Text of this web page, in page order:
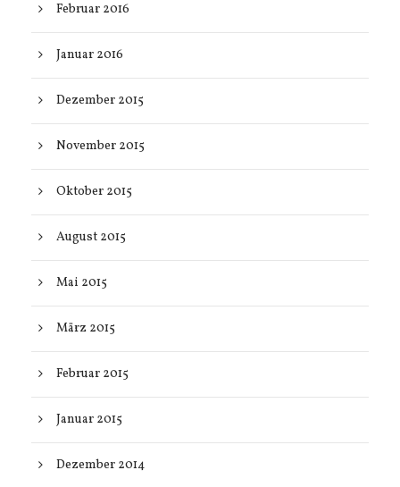
Februar 2016
Januar 2016
Dezember 2015
November 2015
Oktober 2015
August 2015
Mai 2015
März 2015
Februar 2015
Januar 2015
Dezember 2014